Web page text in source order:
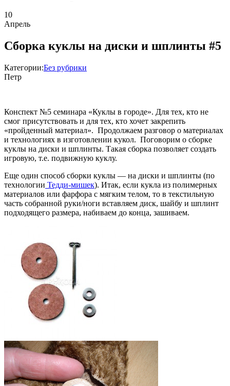
10
Апрель
Сборка куклы на диски и шплинты #5
Категории:Без рубрики
Петр
Конспект №5 семинара «Куклы в городе». Для тех, кто не
смог присутствовать и для тех, кто хочет закрепить
«пройденный материал». Продолжаем разговор о материалах
и технологиях в изготовлении кукол. Поговорим о сборке
куклы на диски и шплинты. Такая сборка позволяет создать
игровую, т.е. подвижную куклу.
Еще один способ сборки куклы — на диски и шплинты (по
технологии Тедди-мишек). Итак, если кукла из полимерных
материалов или фарфора с мягким телом, то в текстильную
часть собранной руки/ноги вставляем диск, шайбу и шплинт
подходящего размера, набиваем до конца, зашиваем.